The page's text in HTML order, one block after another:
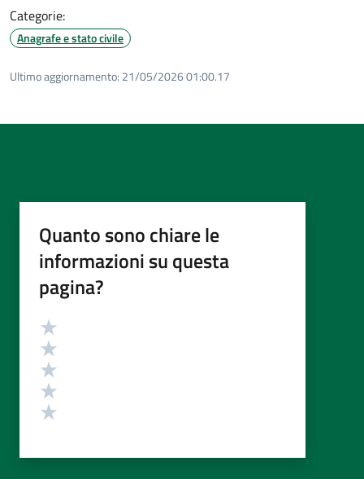
Categorie:
Anagrafe e stato civile
Ultimo aggiornamento: 21/05/2026 01:00.17
Quanto sono chiare le
informazioni su questa
pagina?
Valutazione